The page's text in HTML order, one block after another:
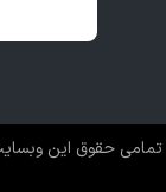
تمامی حقوق این